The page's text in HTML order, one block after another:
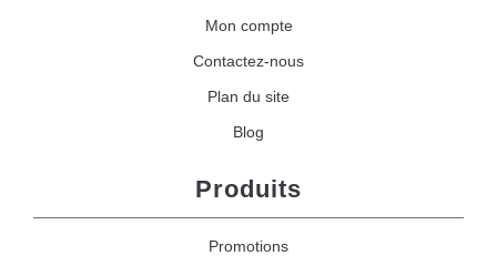
Mon compte
Contactez-nous
Plan du site
Blog
Produits
Promotions